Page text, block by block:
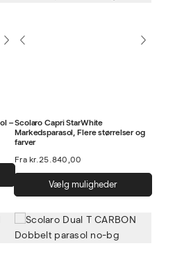
–
Dette
har
flere
varianter.
Scolaro Capri StarWhite
Markedsparasol, Flere størrelser og
farver
Frakr.25.840,00
Vælg muligheder
vare